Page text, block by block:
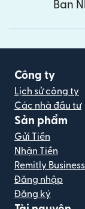
Ban
Công ty
Lịch sử công ty
Các nhà đầu tư
Sản phẩm
Gửi Tiền
Nhận Tiền
Remitly Business
Đăng nhập
Đăng ký